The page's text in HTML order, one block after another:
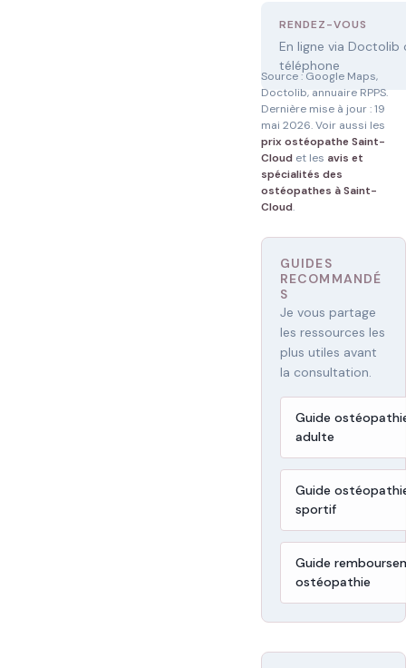
RENDEZ-VOUS
En ligne via Doctolib
téléphone
Source : Google Maps,
Doctolib, annuaire RPPS.
Dernière mise à jour : 19
mai 2026. Voir aussi les
prix ostéopathe Saint-
Cloud et les avis et
spécialités des
ostéopathes à Saint-
Cloud.
GUIDES
RECOMMANDÉ
S
Je vous partage
les ressources les
plus utiles avant
la consultation.
Guide
adulte
Guide
sportif
Guide
ostéopathie